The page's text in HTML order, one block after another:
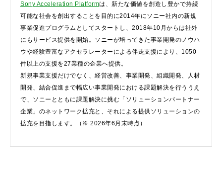
Sony Acceleration Platformは、新たな価値を創造し豊かで持続
可能な社会を創出することを目的に2014年にソニー社内の新規
事業促進プログラムとしてスタートし、2018年10月からは社外
にもサービス提供を開始。ソニーが培ってきた事業開発のノウハ
ウや経験豊富なアクセラレーターによる伴走支援により、1050
件以上の支援を27業種の企業へ提供。
新規事業支援だけでなく、経営改善、事業開発、組織開発、人材
開発、結合促進まで幅広い事業開発における課題解決を行ううえ
で、ソニーとともに課題解決に挑む「ソリューションパートナー
企業」のネットワーク拡充と、それによる提供ソリューションの
拡充を目指します。（※ 2026年6月末時点）